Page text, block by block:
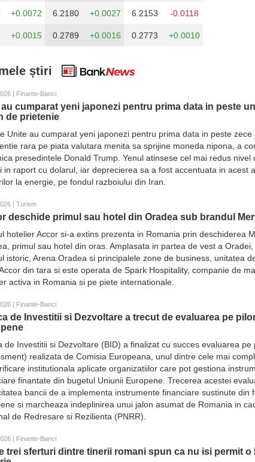
+0.0072 6.2180 +0.0027 6.2153 -0.0118
+0.0015 0.2789 +0.0016 0.2773 +0.0010
știri
| Finante-Banci
au cumparat yeni japonezi pentru prima data in peste
de prietenie
Unite au cumparat yeni japonezi pentru prima data in peste zece
rara pe piata valutara menita sa sprijine moneda nipona, a
presedintele Donald Trump. Yenul atinsese cel mai redus nivel
in raport cu dolarul, iar deprecierea sa a fost accentuata in acest
la energie, pe fondul razboiului din Iran.
| Turism
deschide primul sau hotel din Oradea sub brandul
hotelier Accor si-a extins prezenta in Romania prin deschiderea
primul sau hotel din oras. Amplasata in partea de vest a
istoric, Arena Oradea si principalele zone de business, unitatea
din tara si este operata de Spark Hospitality, companie de
activa in Romania si pe piete internationale.
| Finante-Banci
de Investitii si Dezvoltare a trecut de evaluarea pe
de Investitii si Dezvoltare (BID) a finalizat cu succes evaluarea pe
realizata de Comisia Europeana, unul dintre cele mai
institutionala aplicate organizatiilor care pot gestiona
finantate din bugetul Uniunii Europene. Trecerea acestei
bancii de a implementa instrumente financiare sustinute din
si marcheaza indeplinirea unui jalon asumat de Romania in
de Redresare si Rezilienta (PNRR).
| Finante-Banci
trei sferturi dintre tinerii romani spun ca nu isi permit o